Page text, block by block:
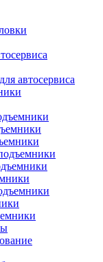
автосервиса